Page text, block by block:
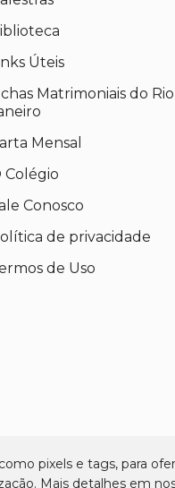
Úteis
Matrimoniais do
Mensal
Colégio
Conosco
de privacidade
de Uso
pixels e tags, para
Mais detalhes em